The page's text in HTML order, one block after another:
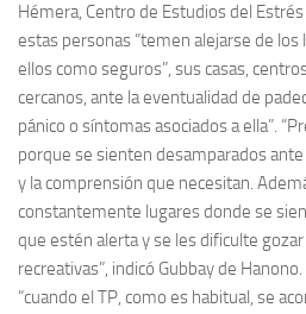
Hémera, Centro de Estudios del
estas personas “temen alejarse de los
ellos como seguros”, sus casas,
cercanos, ante la eventualidad de
pánico o síntomas asociados a ella”.
porque se sienten desamparados
y la comprensión que necesitan.
constantemente lugares donde se
que estén alerta y se les dificulte
recreativas”, indicó Gubbay de
“cuando el TP, como es habitual, se